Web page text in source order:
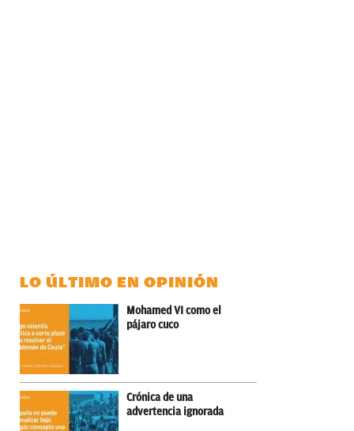
LO ÚLTIMO EN OPINIÓN
Mohamed VI como el
pájaro cuco
Crónica de una
advertencia ignorada